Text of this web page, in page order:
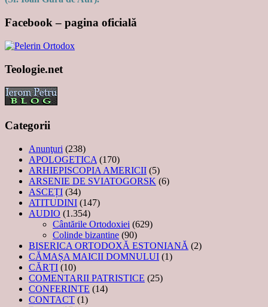
Facebook – pagina oficială
Teologie.net
Categorii
Anunţuri (238)
APOLOGETICA (170)
ARHIEPISCOPIA AMERICII (5)
ARSENIE DE SVIATOGORSK (6)
ASCEȚI (34)
ATITUDINI (147)
AUDIO (1.354)
Cântările Ortodoxiei (629)
Colinde bizantine (90)
BISERICA ORTODOXĂ ESTONIANĂ (2)
CĂMAȘA MAICII DOMNULUI (1)
CĂRȚI (10)
COMENTARII PATRISTICE (25)
CONFERINTE (14)
CONTACT (1)